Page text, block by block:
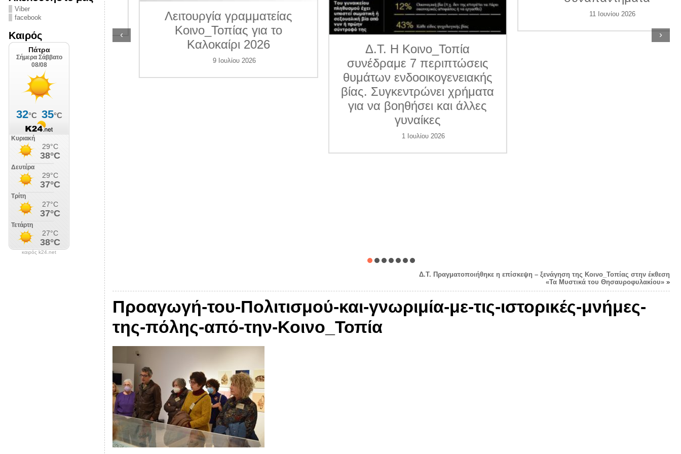
Viber
facebook
Καιρός
καιρός k24.net
Ιουλίου 2026
Λειτουργία γραμματείας
Κοινο_Τοπίας για το
Καλοκαίρι 2026
9 Ιουλίου 2026
Δ.Τ. Η Κοινο_Τοπία
συνέδραμε 7 περιπτώσεις
θυμάτων ενδοοικογενειακής
βίας. Συγκεντρώνει χρήματα
για να βοηθήσει και άλλες
γυναίκες
1 Ιουλίου 2026
11 Ιουνίου 2026
‹ ›
Δ.Τ. Πραγματοποιήθηκε η επίσκεψη – ξενάγηση της Κοινο_Τοπίας στην έκθεση
«Τα Μυστικά του Θησαυροφυλακίου»»
Προαγωγή-του-Πολιτισμού-και-γνωριμία-με-τις-ιστορικές-μνήμες-
της-πόλης-από-την-Κοινο_Τοπία